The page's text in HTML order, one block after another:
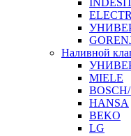
Наливной
MIELE
HANSA
BEKO
LG